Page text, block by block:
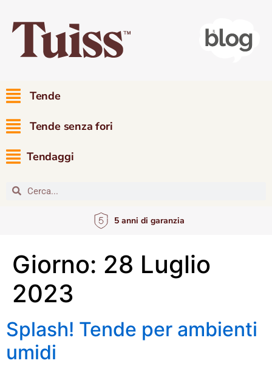
Tende
Tende senza fori
Tendaggi
5 anni di garanzia
Giorno: 28 Luglio
2023
Splash! Tende per ambienti
umidi